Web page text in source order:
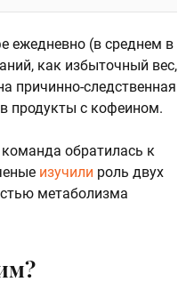
ежедневно (в среднем в
как избыточный вес,
причинно-следственная
продукты с кофеином.
обратилась к
изучили роль двух
метаболизма